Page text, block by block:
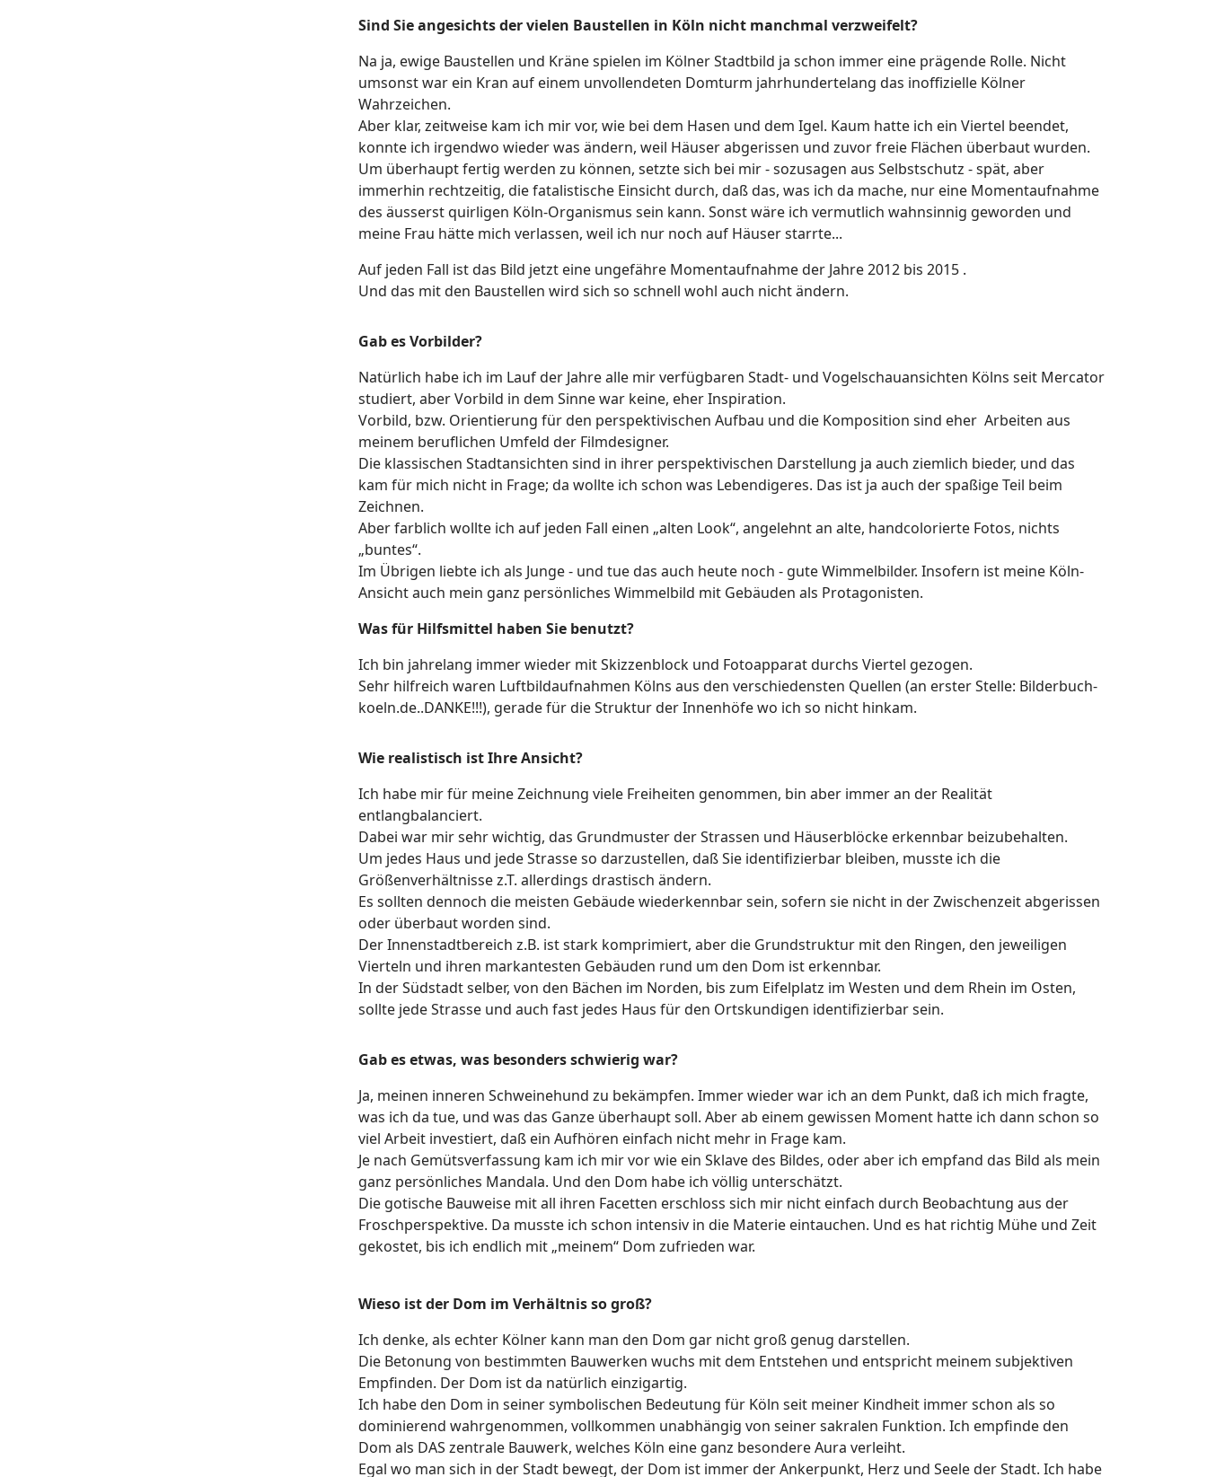
Sind Sie angesichts der vielen Baustellen in Köln nicht manchmal verzweifelt?
Na ja, ewige Baustellen und Kräne spielen im Kölner Stadtbild ja schon immer eine prägende Rolle. Nicht
umsonst war ein Kran auf einem unvollendeten Domturm jahrhundertelang das inoffizielle Kölner
Wahrzeichen.
Aber klar, zeitweise kam ich mir vor, wie bei dem Hasen und dem Igel. Kaum hatte ich ein Viertel beendet,
konnte ich irgendwo wieder was ändern, weil Häuser abgerissen und zuvor freie Flächen überbaut wurden.
Um überhaupt fertig werden zu können, setzte sich bei mir - sozusagen aus Selbstschutz - spät, aber
immerhin rechtzeitig, die fatalistische Einsicht durch, daß das, was ich da mache, nur eine Momentaufnahme
des äusserst quirligen Köln-Organismus sein kann. Sonst wäre ich vermutlich wahnsinnig geworden und
meine Frau hätte mich verlassen, weil ich nur noch auf Häuser starrte...
Auf jeden Fall ist das Bild jetzt eine ungefähre Momentaufnahme der Jahre 2012 bis 2015 .
Und das mit den Baustellen wird sich so schnell wohl auch nicht ändern.
Gab es Vorbilder?
Natürlich habe ich im Lauf der Jahre alle mir verfügbaren Stadt- und Vogelschauansichten Kölns seit Mercator
studiert, aber Vorbild in dem Sinne war keine, eher Inspiration.
Vorbild, bzw. Orientierung für den perspektivischen Aufbau und die Komposition sind eher Arbeiten aus
meinem beruflichen Umfeld der Filmdesigner.
Die klassischen Stadtansichten sind in ihrer perspektivischen Darstellung ja auch ziemlich bieder, und das
kam für mich nicht in Frage; da wollte ich schon was Lebendigeres. Das ist ja auch der spaßige Teil beim
Zeichnen.
Aber farblich wollte ich auf jeden Fall einen „alten Look“, angelehnt an alte, handcolorierte Fotos, nichts
„buntes“.
Im Übrigen liebte ich als Junge - und tue das auch heute noch - gute Wimmelbilder. Insofern ist meine Köln-
Ansicht auch mein ganz persönliches Wimmelbild mit Gebäuden als Protagonisten.
Was für Hilfsmittel haben Sie benutzt?
Ich bin jahrelang immer wieder mit Skizzenblock und Fotoapparat durchs Viertel gezogen.
Sehr hilfreich waren Luftbildaufnahmen Kölns aus den verschiedensten Quellen (an erster Stelle: Bilderbuch-
koeln.de..DANKE!!!), gerade für die Struktur der Innenhöfe wo ich so nicht hinkam.
Wie realistisch ist Ihre Ansicht?
Ich habe mir für meine Zeichnung viele Freiheiten genommen, bin aber immer an der Realität
entlangbalanciert.
Dabei war mir sehr wichtig, das Grundmuster der Strassen und Häuserblöcke erkennbar beizubehalten.
Um jedes Haus und jede Strasse so darzustellen, daß Sie identifizierbar bleiben, musste ich die
Größenverhältnisse z.T. allerdings drastisch ändern.
Es sollten dennoch die meisten Gebäude wiederkennbar sein, sofern sie nicht in der Zwischenzeit abgerissen
oder überbaut worden sind.
Der Innenstadtbereich z.B. ist stark komprimiert, aber die Grundstruktur mit den Ringen, den jeweiligen
Vierteln und ihren markantesten Gebäuden rund um den Dom ist erkennbar.
In der Südstadt selber, von den Bächen im Norden, bis zum Eifelplatz im Westen und dem Rhein im Osten,
sollte jede Strasse und auch fast jedes Haus für den Ortskundigen identifizierbar sein.
Gab es etwas, was besonders schwierig war?
Ja, meinen inneren Schweinehund zu bekämpfen. Immer wieder war ich an dem Punkt, daß ich mich fragte,
was ich da tue, und was das Ganze überhaupt soll. Aber ab einem gewissen Moment hatte ich dann schon so
viel Arbeit investiert, daß ein Aufhören einfach nicht mehr in Frage kam.
Je nach Gemütsverfassung kam ich mir vor wie ein Sklave des Bildes, oder aber ich empfand das Bild als mein
ganz persönliches Mandala. Und den Dom habe ich völlig unterschätzt.
Die gotische Bauweise mit all ihren Facetten erschloss sich mir nicht einfach durch Beobachtung aus der
Froschperspektive. Da musste ich schon intensiv in die Materie eintauchen. Und es hat richtig Mühe und Zeit
gekostet, bis ich endlich mit „meinem“ Dom zufrieden war.
Wieso ist der Dom im Verhältnis so groß?
Ich denke, als echter Kölner kann man den Dom gar nicht groß genug darstellen.
Die Betonung von bestimmten Bauwerken wuchs mit dem Entstehen und entspricht meinem subjektiven
Empfinden. Der Dom ist da natürlich einzigartig.
Ich habe den Dom in seiner symbolischen Bedeutung für Köln seit meiner Kindheit immer schon als so
dominierend wahrgenommen, vollkommen unabhängig von seiner sakralen Funktion. Ich empfinde den
Dom als DAS zentrale Bauwerk, welches Köln eine ganz besondere Aura verleiht.
Egal wo man sich in der Stadt bewegt, der Dom ist immer der Ankerpunkt, Herz und Seele der Stadt. Ich habe